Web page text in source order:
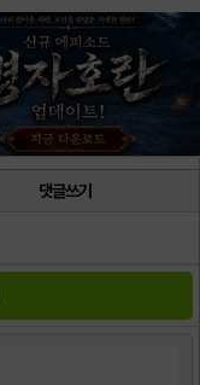
댓글쓰기